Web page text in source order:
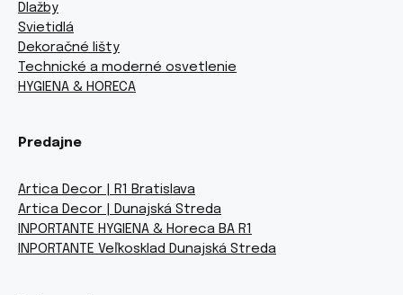
Dlažby
Svietidlá
Dekoračné lišty
Technické a moderné osvetlenie
HYGIENA & HORECA
Predajne
Artica Decor | R1 Bratislava
Artica Decor | Dunajská Streda
INPORTANTE HYGIENA & Horeca BA R1
INPORTANTE Veľkosklad Dunajská Streda